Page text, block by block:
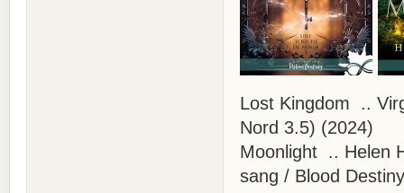
Lost Kingdom ..
Nord 3.5) (2024)
Moonlight .. Helen
sang / Blood